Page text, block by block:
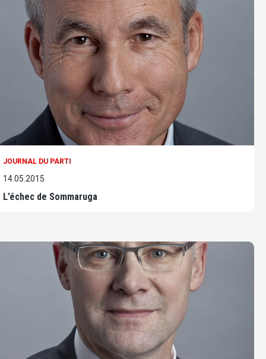
JOURNAL DU PARTI
14.05.2015
L’échec de Sommaruga